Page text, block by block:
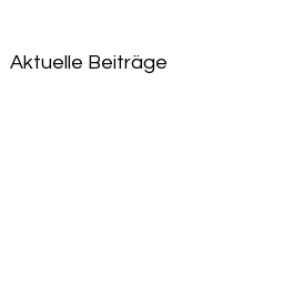
Aktuelle Beiträge